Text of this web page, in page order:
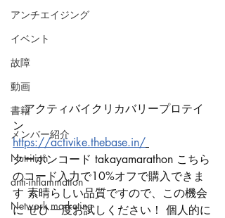
アンチエイジング
イベント
故障
動画
書籍
メンバー紹介
Nutrition
anti-inflammation
Network marketing
アクティバイクリカバリープロテイ
ン
https://activike.thebase.in/
クーポンコード takayamarathon こちら
のコード入力で10%オフで購入できま
す 素晴らしい品質ですので、この機会
に ぜひ一度お試しください！ 個人的に